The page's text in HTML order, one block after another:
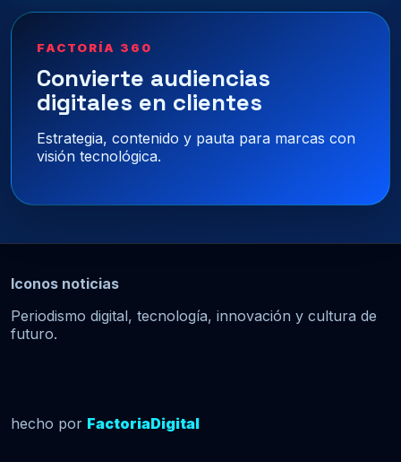
FACTORÍA 360
Convierte audiencias
digitales en clientes
Estrategia, contenido y pauta para marcas con
visión tecnológica.
Iconos noticias
Periodismo digital, tecnología, innovación y cultura de
futuro.
hecho por FactoriaDigital